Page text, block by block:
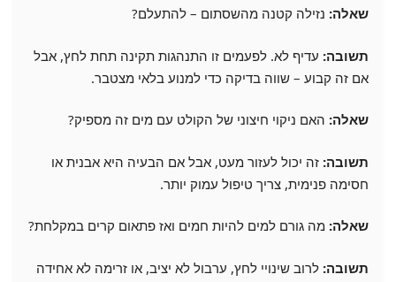
שאלה: נזילה קטנה מהשסתום – להתעלם?
תשובה: עדיף לא. לפעמים זו התנהגות תקינה תחת לחץ, אבל
אם זה קבוע – שווה בדיקה כדי למנוע בלאי מצטבר.
שאלה: האם ניקוי חיצוני של הקולט עם מים זה מספיק?
תשובה: זה יכול לעזור מעט, אבל אם הבעיה היא אבנית או
חסימה פנימית, צריך טיפול עמוק יותר.
שאלה: מה גורם למים להיות חמים ואז פתאום קרים במקלחת?
תשובה: לרוב שינויי לחץ, ערבול לא יציב, או זרימה לא אחידה